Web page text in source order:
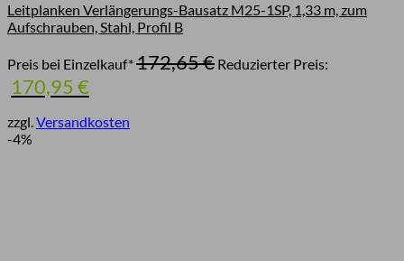
Leitplanken Verlängerungs-Bausatz M25-1SP, 1,33 m, zum
Aufschrauben, Stahl, Profil B
Preis bei Einzelkauf*172,65€ Ursprünglicher
Preis
Reduzierter Preis:
170,95€
Preis
ist:
170,95 €.
zzgl.Versandkosten
-4%